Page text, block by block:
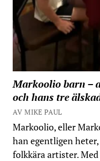
Markoolio barn –
och hans tre
AV MIKE PAUL
Markoolio, eller
han egentligen
folkkära artister.